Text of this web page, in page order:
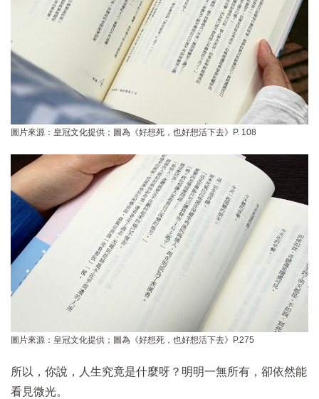
圖片來源：皇冠文化提供；圖為《好想死，也好想活下去》P. 108
圖片來源：皇冠文化提供；圖為《好想死，也好想活下去》P.275
所以，你說，人生究竟是什麼呀？明明一無所有，卻依然能
看見微光。